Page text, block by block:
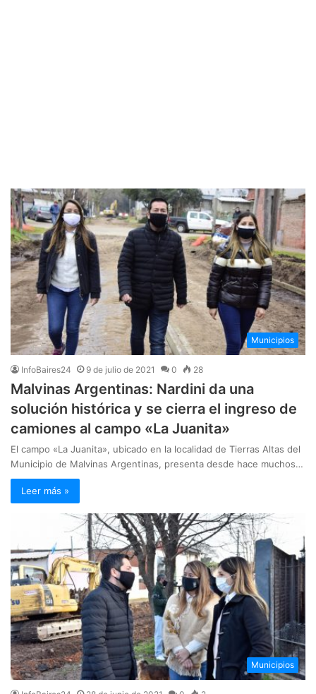
Municipios
InfoBaires24 9 de julio de 2021 0 28
Malvinas Argentinas: Nardini da una
solución histórica y se cierra el ingreso de
camiones al campo «La Juanita»
El campo «La Juanita», ubicado en la localidad de Tierras Altas del
Municipio de Malvinas Argentinas, presenta desde hace muchos…
Leer más »
Municipios